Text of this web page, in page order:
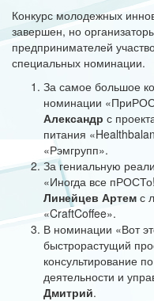
Конкурс молодежных
завершен, но
предпринимателей
специальных номинации.
За самое большое
номинации
Александр с
питания
«Рэмгрупп».
За гениальную
«Иногда все
Линейцев Артем с
«CraftCoffee».
В номинации «Вот
быстрорастущий
консультирование
деятельности и
Дмитрий.